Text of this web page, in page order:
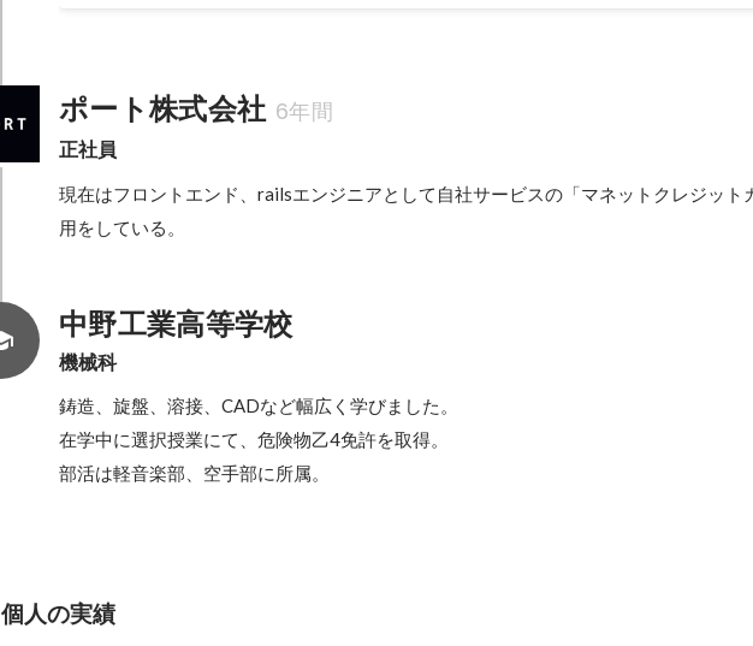
ポート株式会社 6年間
正社員
現在はフロントエンド、railsエンジニアとして自社サービスの「マネットクレジット
用をしている。
中野工業高等学校
機械科
鋳造、旋盤、溶接、CADなど幅広く学びました。
在学中に選択授業にて、危険物乙4免許を取得。
部活は軽音楽部、空手部に所属。
個人の実績